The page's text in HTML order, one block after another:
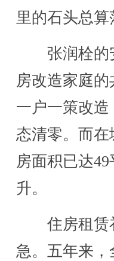
里的石头总算
张润栓的安
房改造家庭
一户一策改
态清零。而
房面积已达
升。
住房租赁
急。五年来